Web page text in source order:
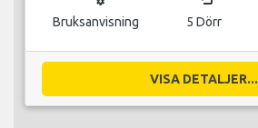
Bruksanvisning 5 Dörr
VISA DETALJER...